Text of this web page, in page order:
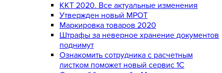
ККТ 2020. Все актуальные изменения
Утвержден новый МРОТ
Маркировка товаров 2020
Штрафы за неверное хранение документов
поднимут
Ознакомить сотрудника с расчетным
листком поможет новый сервис 1С